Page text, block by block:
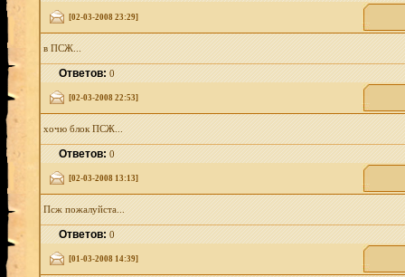
[02-03-2008 23:29]
в ПСЖ...
Ответов:0
[02-03-2008 22:53]
хочю блок ПСЖ...
Ответов:0
[02-03-2008 13:13]
Псж пожалуйста...
Ответов:0
[01-03-2008 14:39]